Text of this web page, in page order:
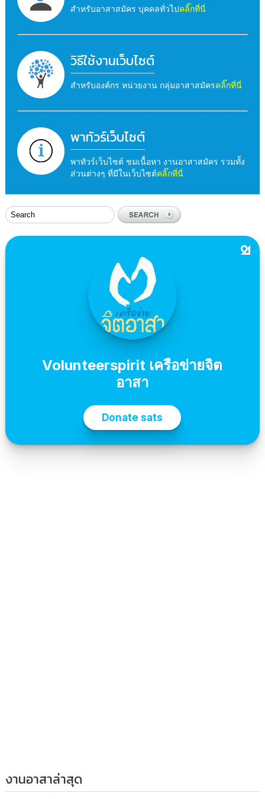
สำหรับอาสาสมัคร บุคคลทั่วไปคลิ๊กที่นี่
วิธีใช้งานเว็บไซต์
สำหรับองค์กร หน่วยงาน กลุ่มอาสาสมัครคลิ๊กที่นี่
พาทัวร์เว็บไซต์
พาทัวร์เว็บไซต์ ชมเนื้อหา งานอาสาสมัคร รวมทั้ง
ส่วนต่างๆ ที่มีในเว็บไซต์คลิ๊กที่นี่
งานอาสาล่าสุด